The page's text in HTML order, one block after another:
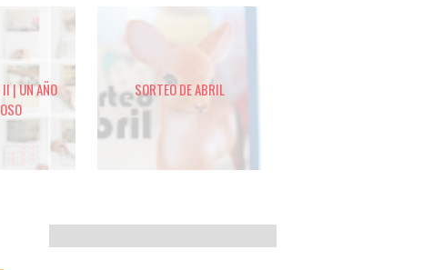
| UN AÑO
SORTEO DE ABRIL